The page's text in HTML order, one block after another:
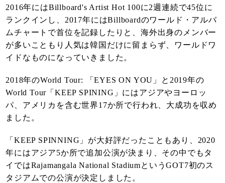
2016年にはBillboard's Artist Hot 100に2週連続で45位に
ランクインし、2017年にはBillboardのワールド・アルバ
ムチャートで首位を記録したりと、海外出身のメンバー
が多いこともり人気は韓国だけに留まらず、ワールドワ
イドなものになっていきました。
2018年のWorld Tour: 「EYES ON YOU」と2019年の
World Tour「KEEP SPINING」にはアジアやヨーロッ
パ、アメリカを含む世界17か所で行われ、大成功を収め
ました。
「KEEP SPINNING」が大好評だったこともあり、2020
年にはアジア5か所で追加公演が決まり、その中でもタ
イではRajamangala National StadiumというGOT7初のス
タジアムでの公演が決定しました。